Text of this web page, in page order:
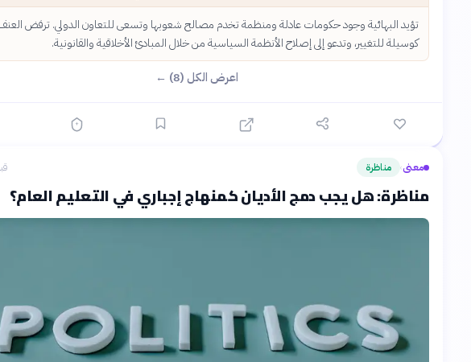
تؤيد البهائية وجود حكومات عادلة ومنظمة تخدم مصالح شعوبها وتسعى للتعاون الدولي. ترفض
كوسيلة للتغيير، وتدعو إلى إصلاح الأنظمة السياسية من خلال المبادئ الأخلاقية والقانونية.
اعرض الكل (8) ←
معنى› مناظرة قبل
مناظرة: هل يجب دمج الأديان كمنهاج إجباري في التعليم العام؟